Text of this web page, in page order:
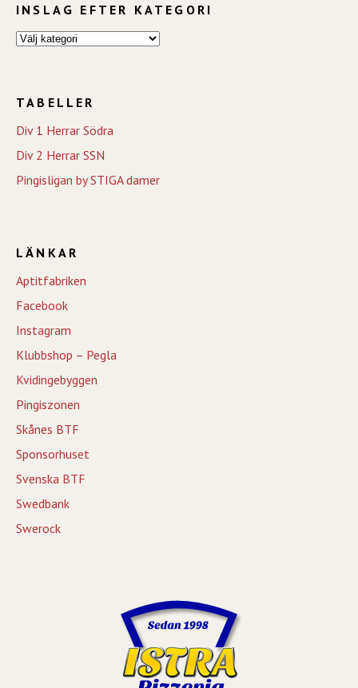
INSLAG EFTER KATEGORI
TABELLER
Div 1 Herrar Södra
Div 2 Herrar SSN
Pingisligan by STIGA damer
LÄNKAR
Aptitfabriken
Facebook
Instagram
Klubbshop – Pegla
Kvidingebyggen
Pingiszonen
Skånes BTF
Sponsorhuset
Svenska BTF
Swedbank
Swerock